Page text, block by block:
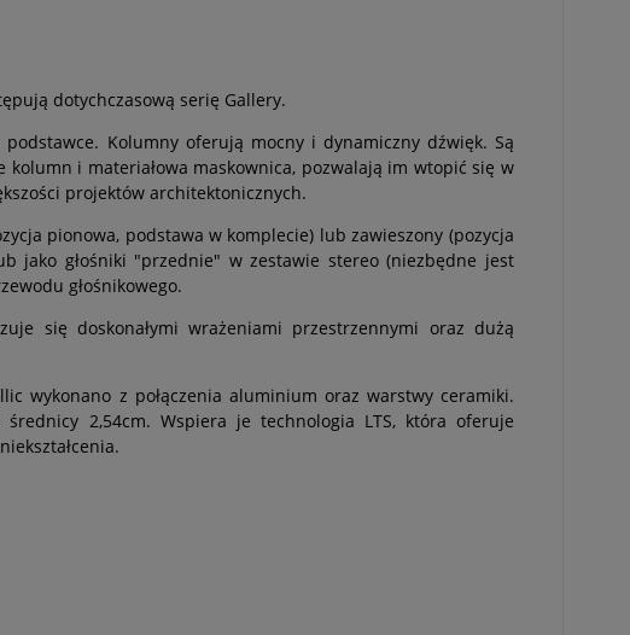
dotychczasową serię Gallery.
Kolumny oferują mocny i dynamiczny dźwięk. Są
i materiałowa maskownica, pozwalają im wtopić się w
projektów architektonicznych.
pionowa, podstawa w komplecie) lub zawieszony (pozycja
jako głośniki "przednie" w zestawie stereo (niezbędne jest
głośnikowego.
się doskonałymi wrażeniami przestrzennymi oraz dużą
wykonano z połączenia aluminium oraz warstwy ceramiki.
2,54cm. Wspiera je technologia LTS, która oferuje